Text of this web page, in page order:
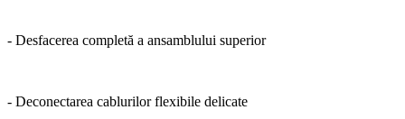
- Desfacerea completă a ansamblului superior
- Deconectarea cablurilor flexibile delicate